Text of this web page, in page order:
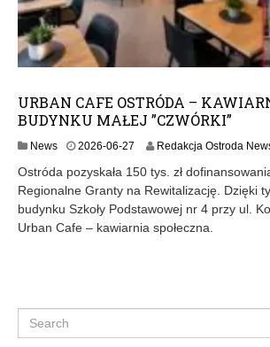
URBAN CAFE OSTRÓDA –
BUDYNKU MAŁEJ ”CZWÓRKI”
News 2026-06-27
2
6
-
0
Redakcja Ostroda
Ostróda pozyskała 150 tys. zł
Regionalne Granty na Rewitalizację. Dzięki
budynku Szkoły Podstawowej nr 4 przy ul.
Urban Cafe – kawiarnia społeczna.
Search